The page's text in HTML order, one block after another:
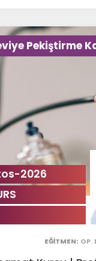
Pekiştirme
2026
EĞITMEN: OP.